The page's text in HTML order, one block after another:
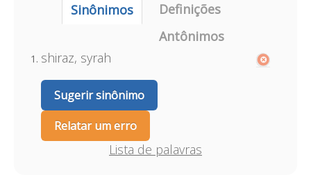
Sinônimos
Definições
Antônimos
shiraz, syrah
Sugerir sinônimo
Relatar um erro
Lista de palavras